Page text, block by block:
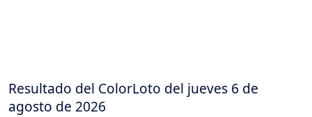
Resultado del ColorLoto del jueves 6 de
agosto de 2026